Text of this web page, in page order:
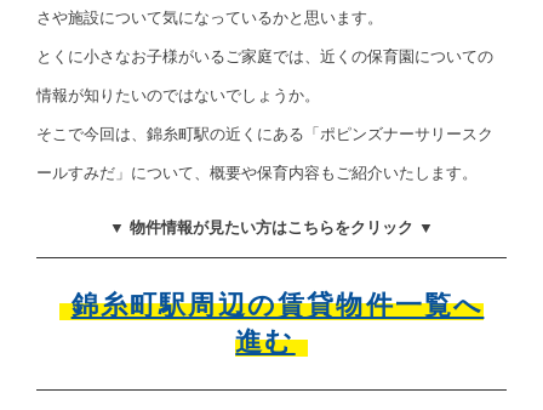
さや施設について気になっているかと思います。
とくに小さなお子様がいるご家庭では、近くの保育園についての
情報が知りたいのではないでしょうか。
そこで今回は、錦糸町駅の近くにある「ポピンズナーサリースク
ールすみだ」について、概要や保育内容もご紹介いたします。
▼ 物件情報が見たい方はこちらをクリック ▼
錦糸町駅周辺の賃貸物件一覧へ
進む